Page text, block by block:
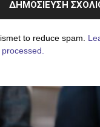
to reduce spam.